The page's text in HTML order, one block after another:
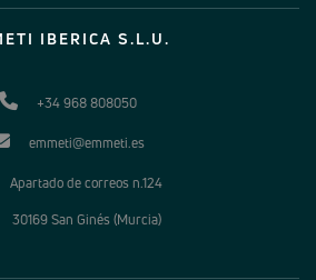
IBERICA S.L.U.
+34 968 808050
emmeti@emmeti.es
Apartado de correos n.124
30169 San Ginés (Murcia)